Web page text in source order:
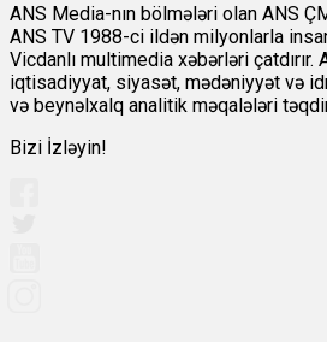
ANS Media-nın bölmələri olan ANS
ANS TV 1988-ci ildən milyonlarla
Vicdanlı multimedia xəbərləri çatdırır.
iqtisadiyyat, siyasət, mədəniyyət və
və beynəlxalq analitik məqalələri
Bizi İzləyin!